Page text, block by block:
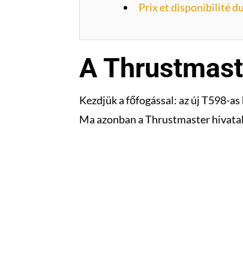
Prix et disponibilité
A
Kezdjük a főfogással: az új T598-
Ma azonban a Thrustmaster